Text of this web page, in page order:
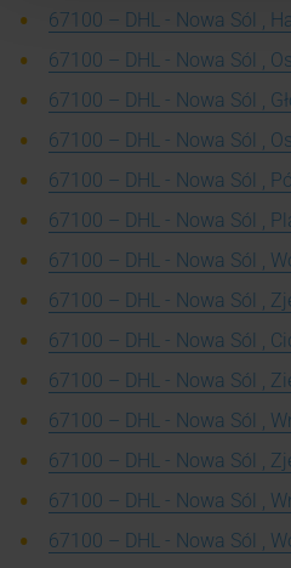
67100 – DHL - Nowa Sól ,
67100 – DHL - Nowa Sól ,
67100 – DHL - Nowa Sól ,
67100 – DHL - Nowa Sól ,
67100 – DHL - Nowa Sól ,
67100 – DHL - Nowa Sól ,
67100 – DHL - Nowa Sól ,
67100 – DHL - Nowa Sól ,
67100 – DHL - Nowa Sól ,
67100 – DHL - Nowa Sól ,
67100 – DHL - Nowa Sól ,
67100 – DHL - Nowa Sól ,
67100 – DHL - Nowa Sól ,
67100 – DHL - Nowa Sól ,